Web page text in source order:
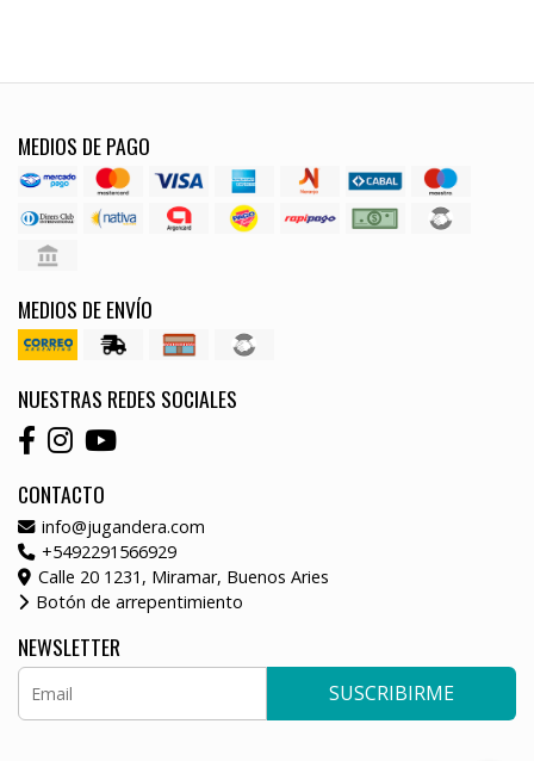
MEDIOS DE PAGO
MEDIOS DE ENVÍO
NUESTRAS REDES SOCIALES
CONTACTO
info@jugandera.com
+5492291566929
Calle 20 1231, Miramar, Buenos Aries
Botón de arrepentimiento
NEWSLETTER
SUSCRIBIRME